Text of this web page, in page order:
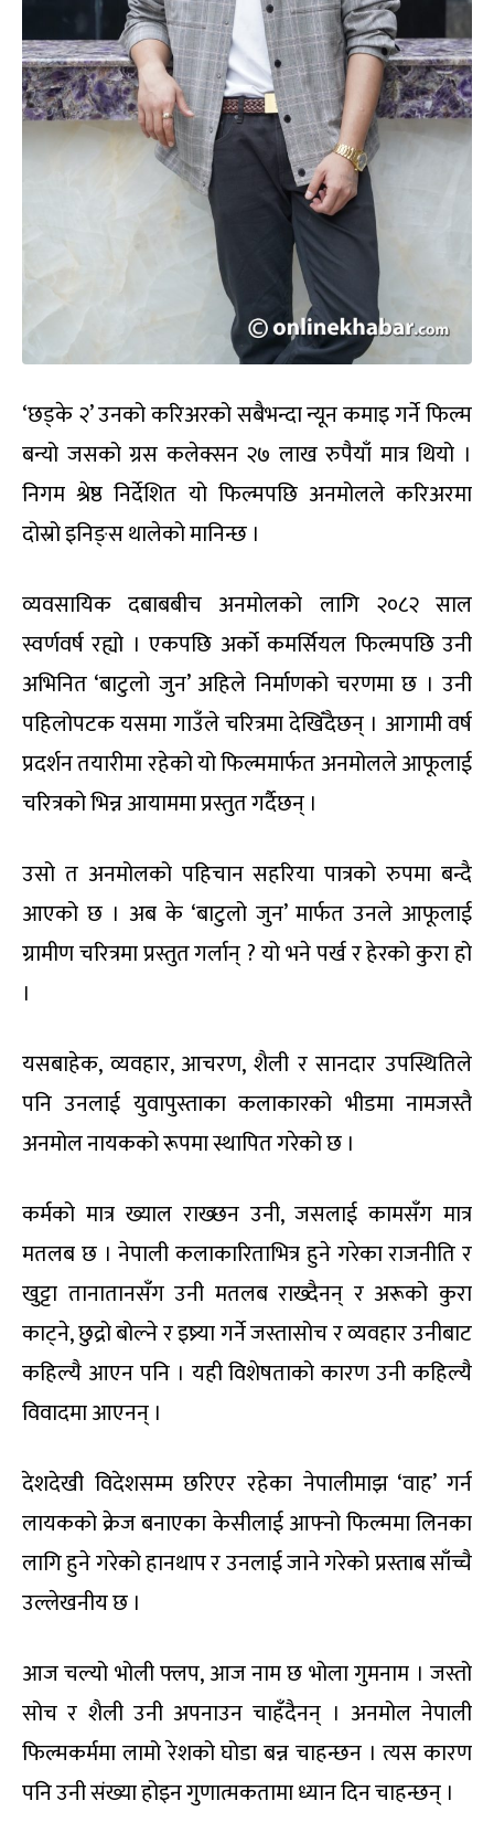
‘छड्के २’ उनको करिअरको सबैभन्दा न्यून कमाइ गर्ने फिल्म
बन्यो जसको ग्रस कलेक्सन २७ लाख रुपैयाँ मात्र थियो ।
निगम श्रेष्ठ निर्देशित यो फिल्मपछि अनमोलले करिअरमा
दोस्रो इनिङ्स थालेको मानिन्छ ।
व्यवसायिक दबाबबीच अनमोलको लागि २०८२ साल
स्वर्णवर्ष रह्यो । एकपछि अर्को कमर्सियल फिल्मपछि उनी
अभिनित ‘बाटुलो जुन’ अहिले निर्माणको चरणमा छ । उनी
पहिलोपटक यसमा गाउँले चरित्रमा देखिँदैछन् । आगामी वर्ष
प्रदर्शन तयारीमा रहेको यो फिल्ममार्फत अनमोलले आफूलाई
चरित्रको भिन्न आयाममा प्रस्तुत गर्दैछन् ।
उसो त अनमोलको पहिचान सहरिया पात्रको रुपमा बन्दै
आएको छ । अब के ‘बाटुलो जुन’ मार्फत उनले आफूलाई
ग्रामीण चरित्रमा प्रस्तुत गर्लान् ? यो भने पर्ख र हेरको कुरा हो
।
यसबाहेक, व्यवहार, आचरण, शैली र सानदार उपस्थितिले
पनि उनलाई युवापुस्ताका कलाकारको भीडमा नामजस्तै
अनमोल नायकको रूपमा स्थापित गरेको छ ।
कर्मको मात्र ख्याल राख्छन उनी, जसलाई कामसँग मात्र
मतलब छ । नेपाली कलाकारिताभित्र हुने गरेका राजनीति र
खुट्टा तानातानसँग उनी मतलब राख्दैनन् र अरूको कुरा
काट्ने, छुद्रो बोल्ने र इष्र्या गर्ने जस्तासोच र व्यवहार उनीबाट
कहिल्यै आएन पनि । यही विशेषताको कारण उनी कहिल्यै
विवादमा आएनन् ।
देशदेखी विदेशसम्म छरिएर रहेका नेपालीमाझ ‘वाह’ गर्न
लायकको क्रेज बनाएका केसीलाई आफ्नो फिल्ममा लिनका
लागि हुने गरेको हानथाप र उनलाई जाने गरेको प्रस्ताब साँच्चै
उल्लेखनीय छ ।
आज चल्यो भोली फ्लप, आज नाम छ भोला गुमनाम । जस्तो
सोच र शैली उनी अपनाउन चाहँदैनन् । अनमोल नेपाली
फिल्मकर्ममा लामो रेशको घोडा बन्न चाहन्छन । त्यस कारण
पनि उनी संख्या होइन गुणात्मकतामा ध्यान दिन चाहन्छन् ।